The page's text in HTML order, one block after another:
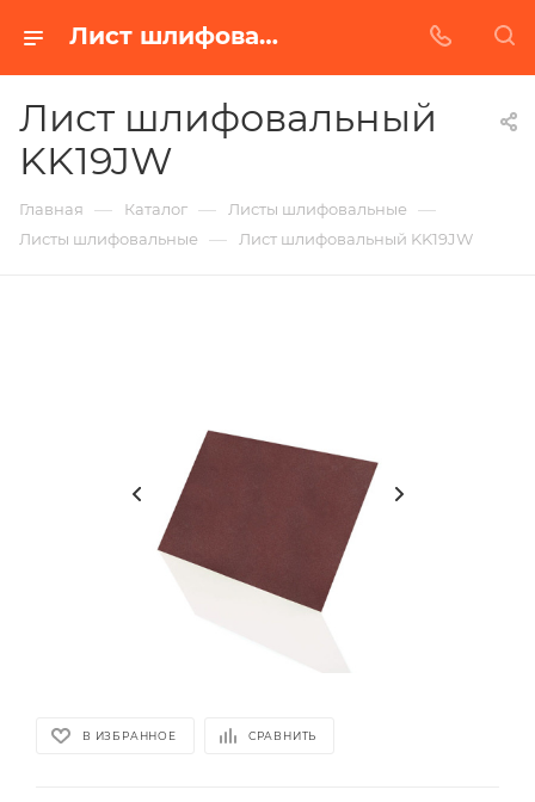
Лист шлифовальный KK19JW в Белгороде | Купить по недорогой цене от Абразивного Завода
Лист шлифовальный
KK19JW
Главная — Каталог — Листы шлифовальные —
Листы шлифовальные — Лист шлифовальный KK19JW
В ИЗБРАННОЕ СРАВНИТЬ